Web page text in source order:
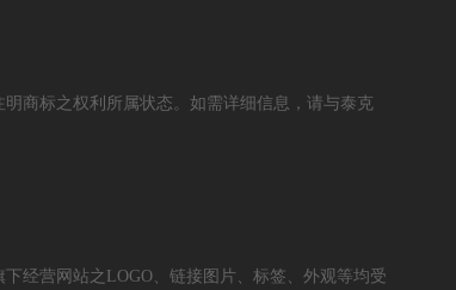
商标之权利所属状态。如需详细信息，请与泰克
经营网站之LOGO、链接图片、标签、外观等均受